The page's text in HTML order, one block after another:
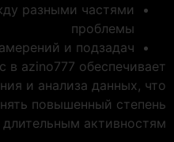
разными частями
проблемы
и подзадач
в azino777 обеспечивает
и анализа данных, что
повышенный степень
активностям.